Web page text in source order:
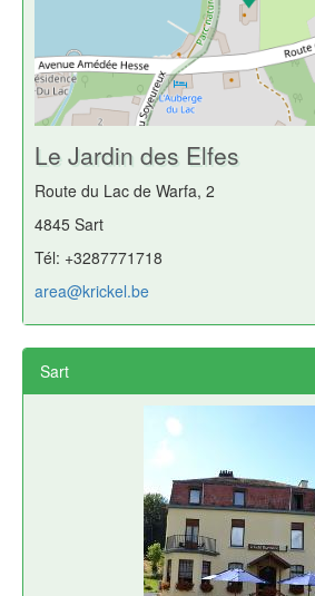
Le Jardin des Elfes
Route du Lac de Warfa, 2
4845 Sart
Tél: +3287771718
area@krickel.be
Sart